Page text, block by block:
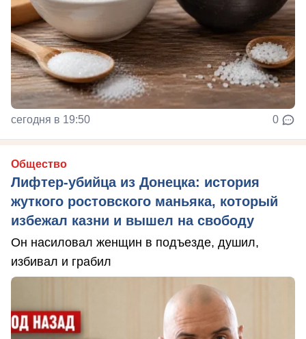
сегодня в 19:50 0
Общество
Лифтер-убийца из Донецка: история
жуткого ростовского маньяка, который
избежал казни и вышел на свободу
Он насиловал женщин в подъезде, душил,
избивал и грабил